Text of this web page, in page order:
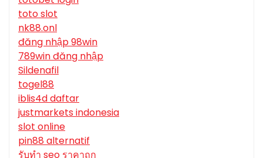
toto slot
nk88.onl
đăng nhập 98win
789win đăng nhập
Sildenafil
togel88
iblis4d daftar
justmarkets indonesia
slot online
pin88 alternatif
รับทํา seo ราคาถูก